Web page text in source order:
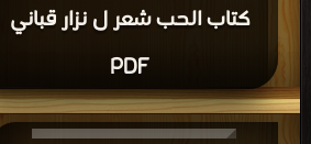
كتاب الحب شعر ل نزار قباني
PDF